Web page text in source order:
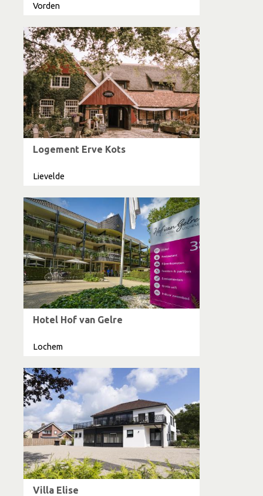
Vorden
Logement Erve Kots
Lievelde
Hotel Hof van Gelre
Lochem
Villa Elise